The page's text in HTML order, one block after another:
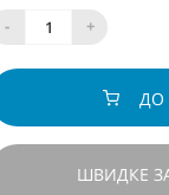
-
+
ДО
ШВИДКЕ